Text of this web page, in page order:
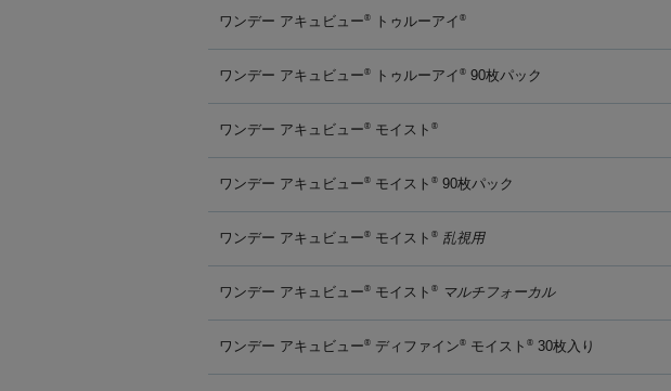
ワンデー アキュビュー® トゥルーアイ ®
ワンデー アキュビュー® トゥルーアイ ® 90枚パック
ワンデー アキュビュー® モイスト ®
ワンデー アキュビュー® モイスト ® 90枚パック
ワンデー アキュビュー® モイスト ® 乱視用
ワンデー アキュビュー® モイスト ® マルチフォーカル
ワンデー アキュビュー® ディファイン® モイスト ® 30枚入り